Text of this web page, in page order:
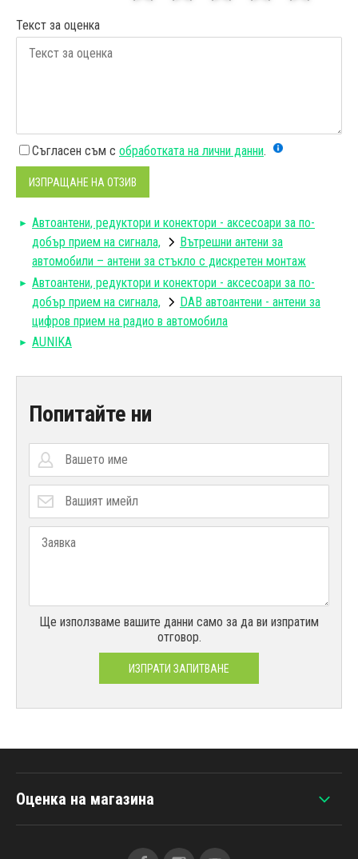
Текст за оценка
Съгласен съм с обработката на лични данни.
ИЗПРАЩАНЕ НА ОТЗИВ
Автоантени, редуктори и конектори - аксесоари за по-
добър прием на сигнала,
Вътрешни антени за
автомобили – антени за стъкло с дискретен монтаж
Автоантени, редуктори и конектори - аксесоари за по-
добър прием на сигнала,
DAB автоантени - антени за
цифров прием на радио в автомобила
AUNIKA
Попитайте ни
Ще използваме вашите данни само за да ви изпратим
отговор.
ИЗПРАТИ ЗАПИТВАНЕ
Оценка на магазина